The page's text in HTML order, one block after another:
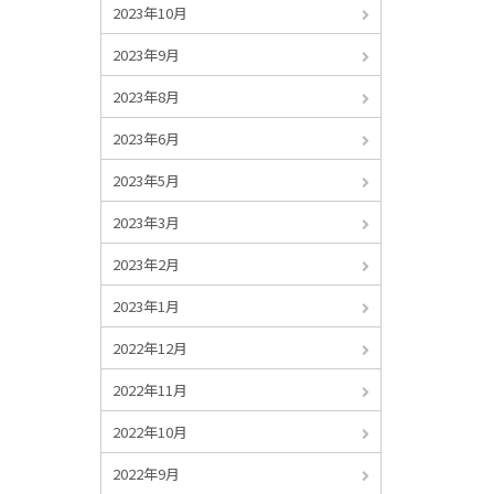
2023年10月
2023年9月
2023年8月
2023年6月
2023年5月
2023年3月
2023年2月
2023年1月
2022年12月
2022年11月
2022年10月
2022年9月